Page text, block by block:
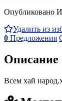
Опубликовано
Удалить из
0 Предложения
Описание
Всем хай